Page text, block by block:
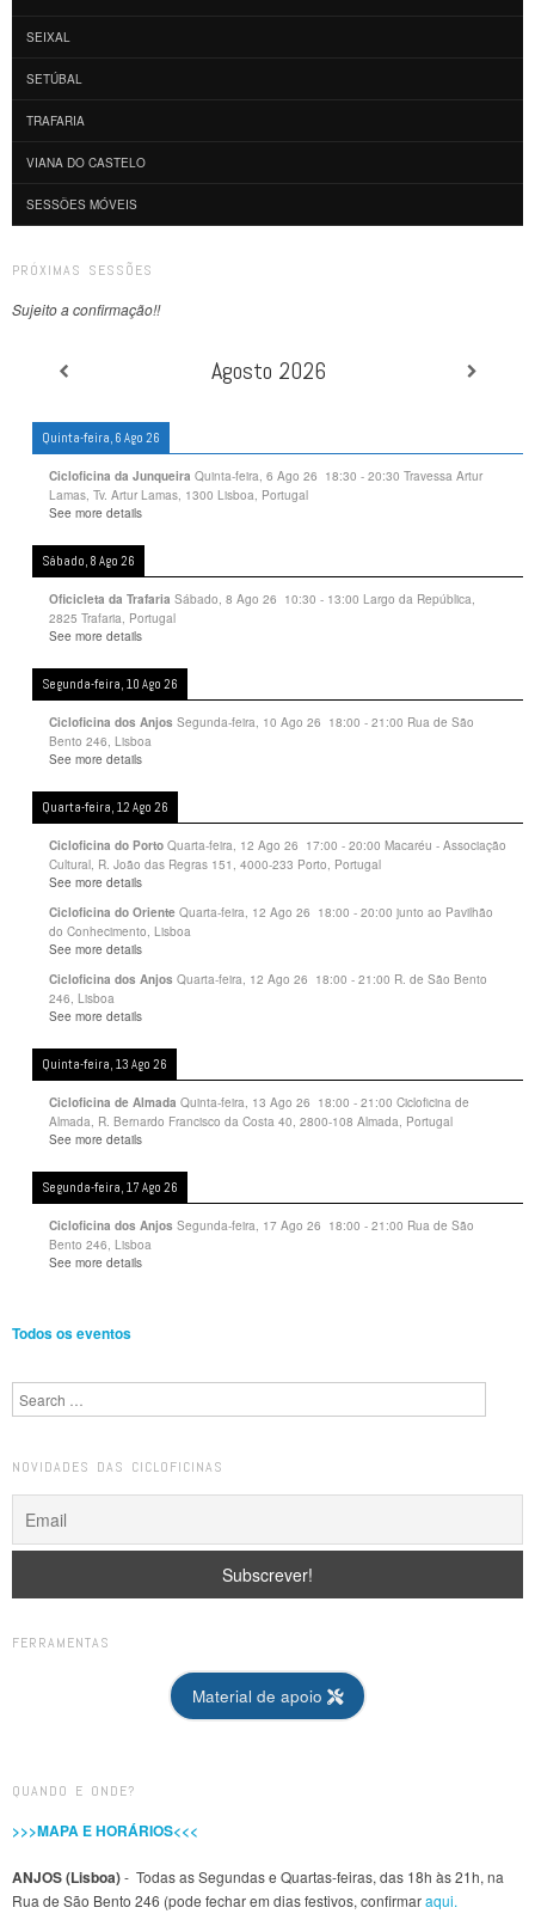
SEIXAL
SETÚBAL
TRAFARIA
VIANA DO CASTELO
SESSÕES MÓVEIS
PRÓXIMAS SESSÕES
Sujeito a confirmação!!
Agosto 2026
Quinta-feira, 6 Ago 26
Cicloficina da Junqueira Quinta-feira, 6 Ago 26 18:30 - 20:30 Travessa Artur
Lamas, Tv. Artur Lamas, 1300 Lisboa, Portugal
See more details
Sábado, 8 Ago 26
Oficicleta da Trafaria Sábado, 8 Ago 26 10:30 - 13:00 Largo da República,
2825 Trafaria, Portugal
See more details
Segunda-feira, 10 Ago 26
Cicloficina dos Anjos Segunda-feira, 10 Ago 26 18:00 - 21:00 Rua de São
Bento 246, Lisboa
See more details
Quarta-feira, 12 Ago 26
Cicloficina do Porto Quarta-feira, 12 Ago 26 17:00 - 20:00 Macaréu - Associação
Cultural, R. João das Regras 151, 4000-233 Porto, Portugal
See more details
Cicloficina do Oriente Quarta-feira, 12 Ago 26 18:00 - 20:00 junto ao Pavilhão
do Conhecimento, Lisboa
See more details
Cicloficina dos Anjos Quarta-feira, 12 Ago 26 18:00 - 21:00 R. de São Bento
246, Lisboa
See more details
Quinta-feira, 13 Ago 26
Cicloficina de Almada Quinta-feira, 13 Ago 26 18:00 - 21:00 Cicloficina de
Almada, R. Bernardo Francisco da Costa 40, 2800-108 Almada, Portugal
See more details
Segunda-feira, 17 Ago 26
Cicloficina dos Anjos Segunda-feira, 17 Ago 26 18:00 - 21:00 Rua de São
Bento 246, Lisboa
See more details
Todos os eventos
Search
NOVIDADES DAS CICLOFICINAS
FERRAMENTAS
Material de apoio
QUANDO E ONDE?
>>>MAPA E HORÁRIOS<<<
ANJOS (Lisboa)- Todas as Segundas e Quartas-feiras, das 18h às 21h, na
Rua de São Bento 246 (pode fechar em dias festivos, confirmaraqui.